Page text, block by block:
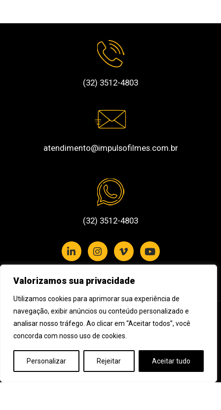
Valorizamos sua privacidade
Utilizamos cookies para aprimorar sua experiência de
navegação, exibir anúncios ou conteúdo personalizado e
analisar nosso tráfego. Ao clicar em “Aceitar todos”, você
concorda com nosso uso de cookies.
Personalizar Rejeitar Aceitar tudo
(32) 3512-4803
atendimento@impulsofilmes.com.br
(32) 3512-4803
Política de Privacidade e Cookies
Assine nossa newsletter
Cadastre seu e-mail e receba novidades da Impulso Filmes